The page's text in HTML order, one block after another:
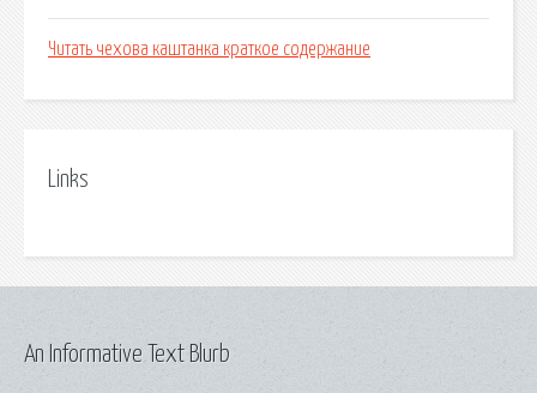
Читать чехова каштанка краткое содержание
Links
An Informative Text Blurb